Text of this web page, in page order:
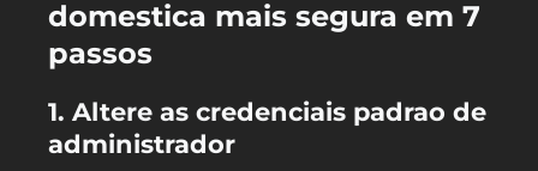
domestica mais segura em 7
passos
1. Altere as credenciais padrao de
administrador